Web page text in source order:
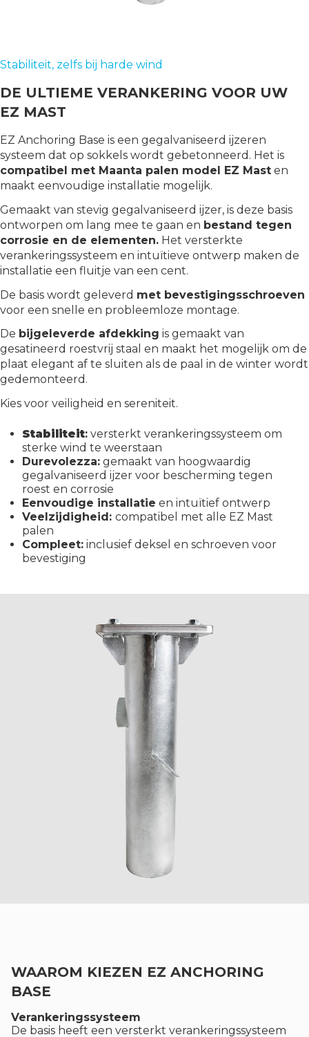
Stabiliteit, zelfs bij harde wind
DE ULTIEME VERANKERING VOOR UW
EZ MAST
EZ Anchoring Base is een gegalvaniseerd ijzeren
systeem dat op sokkels wordt gebetonneerd. Het is
compatibel met Maanta palen model EZ Mast en
maakt eenvoudige installatie mogelijk.
Gemaakt van stevig gegalvaniseerd ijzer, is deze basis
ontworpen om lang mee te gaan en bestand tegen
corrosie en de elementen. Het versterkte
verankeringssysteem en intuïtieve ontwerp maken de
installatie een fluitje van een cent.
De basis wordt geleverd met bevestigingsschroeven
voor een snelle en probleemloze montage.
De bijgeleverde afdekking is gemaakt van
gesatineerd roestvrij staal en maakt het mogelijk om de
plaat elegant af te sluiten als de paal in de winter wordt
gedemonteerd.
Kies voor veiligheid en sereniteit.
Stabiliteit: versterkt verankeringssysteem om
sterke wind te weerstaan
Durevolezza: gemaakt van hoogwaardig
gegalvaniseerd ijzer voor bescherming tegen
roest en corrosie
Eenvoudige installatie en intuïtief ontwerp
Veelzijdigheid: compatibel met alle EZ Mast
palen
Compleet: inclusief deksel en schroeven voor
bevestiging
WAAROM KIEZEN EZ ANCHORING
BASE
Verankeringssysteem
De basis heeft een versterkt verankeringssysteem